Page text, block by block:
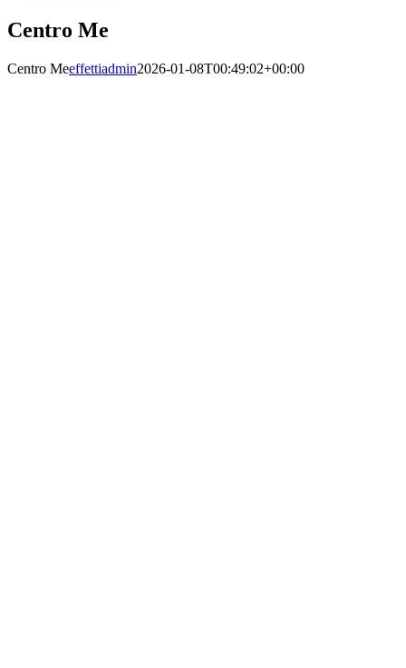
Centro Me
Centro Meeffettiadmin2026-01-08T00:49:02+00:00